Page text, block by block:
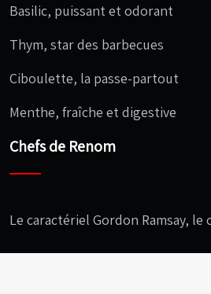
Basilic, puissant et odorant
Thym, star des barbecues
Ciboulette, la passe-partout
Menthe, fraîche et digestive
Chefs de Renom
Le caractériel Gordon Ramsay,